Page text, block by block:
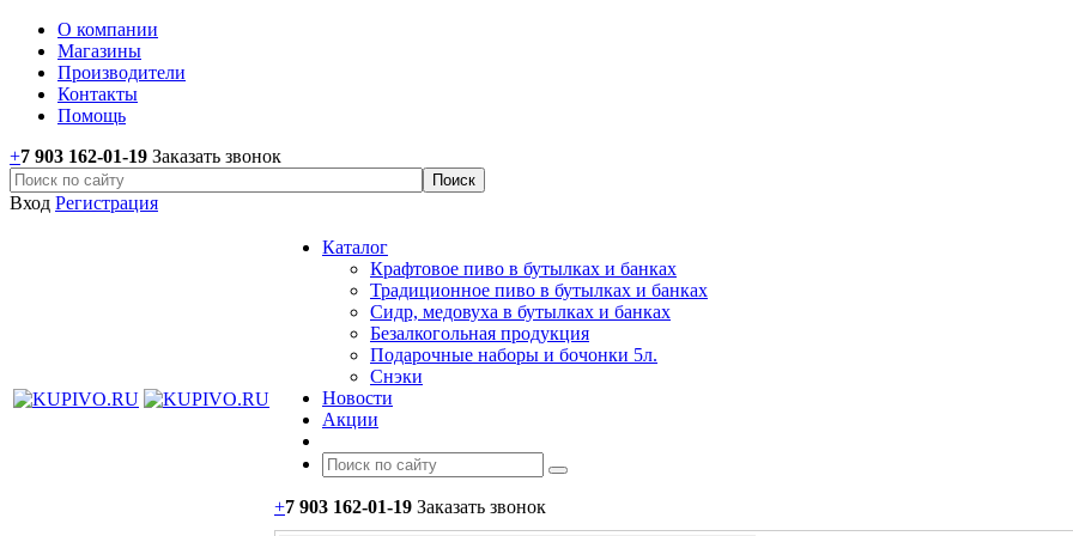
О компании
Магазины
Производители
Контакты
Помощь
+7 903 162-01-19 Заказать звонок
Вход Регистрация
Каталог
Крафтовое пиво в бутылках и банках
Традиционное пиво в бутылках и банках
Сидр, медовуха в бутылках и банках
Безалкогольная продукция
Подарочные наборы и бочонки 5л.
Снэки
Новости
Акции
+7 903 162-01-19 Заказать звонок